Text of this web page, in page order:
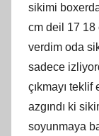
sikimi
cm deil 17 18
verdim oda
sadece
çıkmayı teklif
azgındı ki
soyunmaya